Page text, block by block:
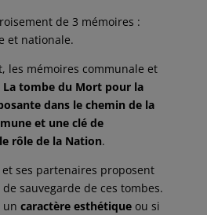
de 3 mémoires :
et nationale.
les mémoires communale et
La tombe du Mort pour la
dans le chemin de la
et une clé de
rôle de la Nation.
et ses partenaires proposent
sauvegarde de ces tombes.
un caractère esthétiqueou si